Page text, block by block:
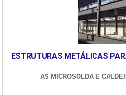
ESTRUTURAS METÁLICAS
AS MICROSOLDA E